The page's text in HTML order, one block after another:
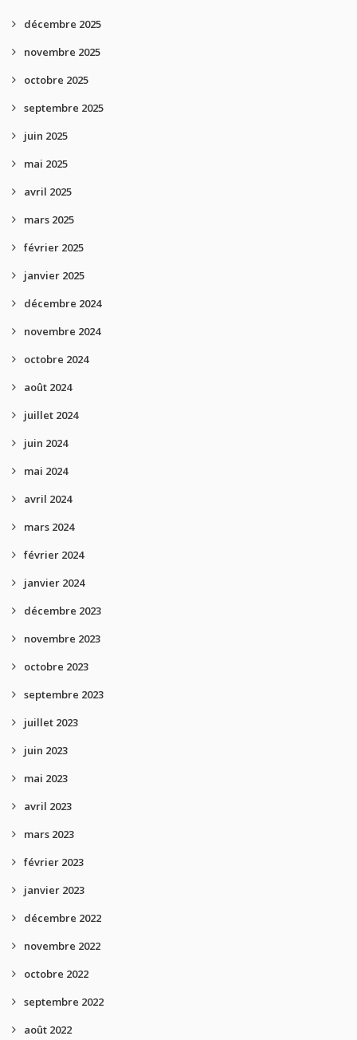
décembre 2025
novembre 2025
octobre 2025
septembre 2025
juin 2025
mai 2025
avril 2025
mars 2025
février 2025
janvier 2025
décembre 2024
novembre 2024
octobre 2024
août 2024
juillet 2024
juin 2024
mai 2024
avril 2024
mars 2024
février 2024
janvier 2024
décembre 2023
novembre 2023
octobre 2023
septembre 2023
juillet 2023
juin 2023
mai 2023
avril 2023
mars 2023
février 2023
janvier 2023
décembre 2022
novembre 2022
octobre 2022
septembre 2022
août 2022